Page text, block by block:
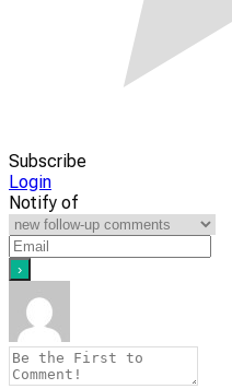
Subscribe
Login
Notify of